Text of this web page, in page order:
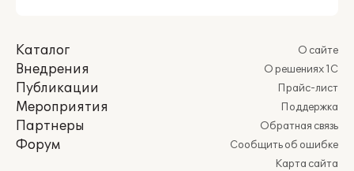
Каталог
Внедрения
Публикации
Мероприятия
Партнеры
Форум
О сайте
О решениях 1С
Прайс-лист
Поддержка
Обратная связь
Сообщить об ошибке
Карта сайта